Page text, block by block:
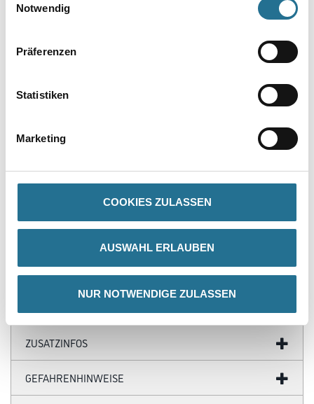
Notwendig
Präferenzen
Statistiken
Marketing
COOKIES ZULASSEN
AUSWAHL ERLAUBEN
NUR NOTWENDIGE ZULASSEN
PRODUKTEIGENSCHAFTEN
- XII. Stärke
- OREL® Fasern mit Borsten
- Naturlackierte Stiele
ZUSATZINFOS
GEFAHRENHINWEISE